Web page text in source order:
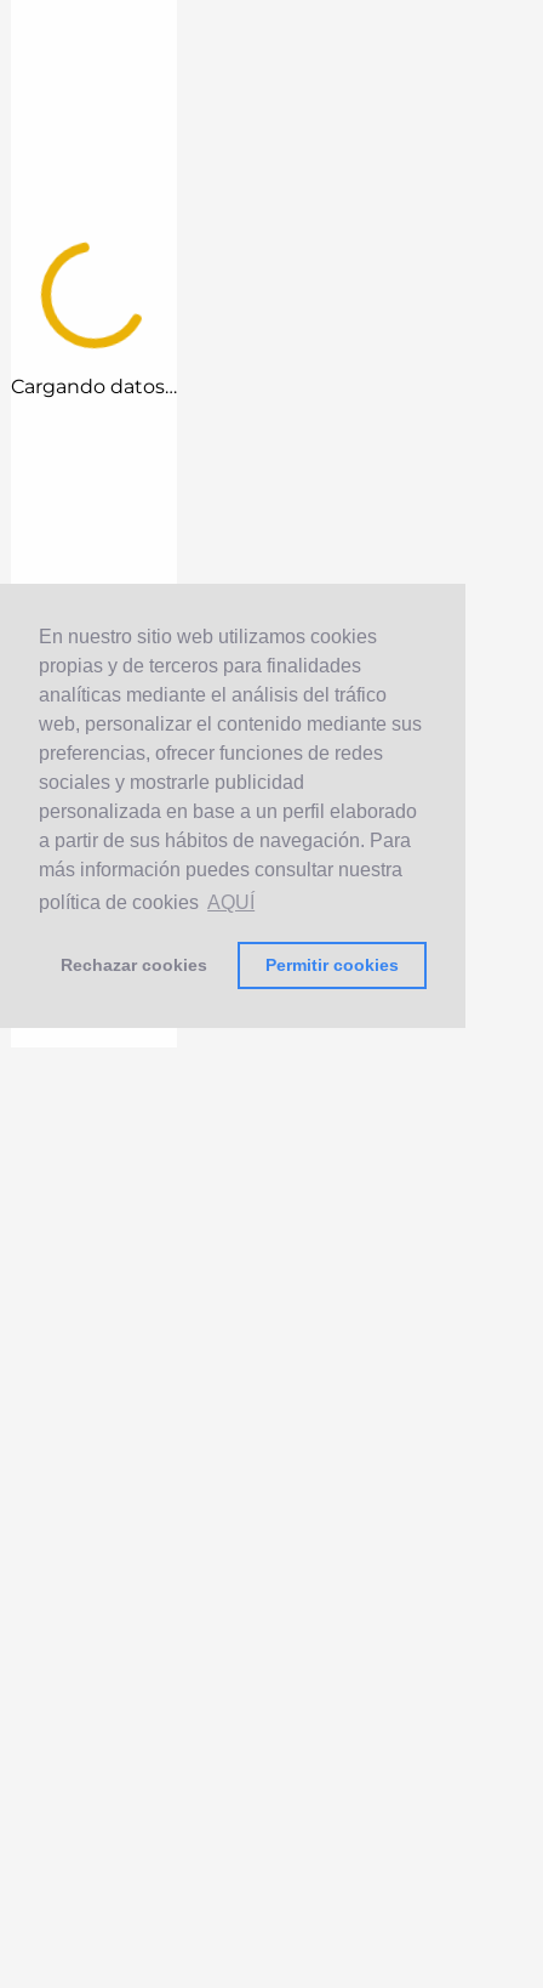
En nuestro sitio web utilizamos cookies
propias y de terceros para finalidades
analíticas mediante el análisis del tráfico
web, personalizar el contenido mediante sus
preferencias, ofrecer funciones de redes
sociales y mostrarle publicidad
personalizada en base a un perfil elaborado
a partir de sus hábitos de navegación. Para
más información puedes consultar nuestra
política de cookies AQUÍ
Rechazar cookies Permitir cookies
Cargando datos…